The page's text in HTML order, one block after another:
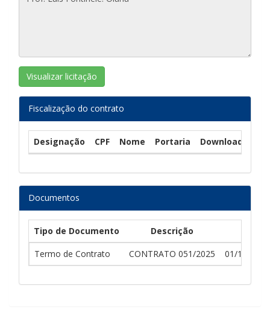
Visualizar licitação
Fiscalização do contrato
Designação CPF Nome Portaria Download
Documentos
Tipo de Documento Descrição
Termo de Contrato
CONTRATO 051/2025 01/12/